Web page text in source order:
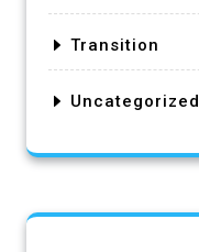
Transition
Uncategorized